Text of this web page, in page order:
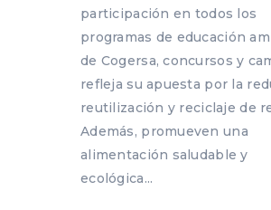
participación en todos los
programas de educación
de Cogersa, concursos y
refleja su apuesta por la
reutilización y reciclaje de
Además, promueven una
alimentación saludable y
ecológica...